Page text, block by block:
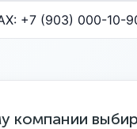
+7 (903) 000-10-
компании